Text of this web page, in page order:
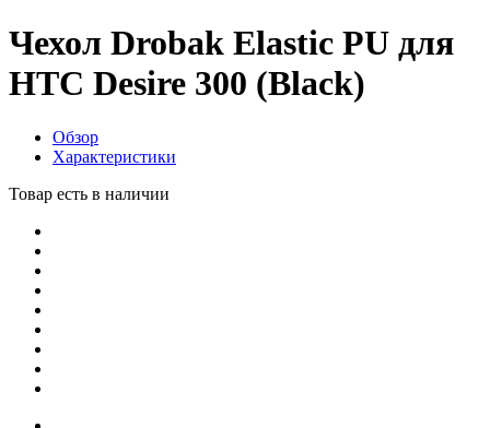
Чехол Drobak Elastic PU для
HTC Desire 300 (Black)
Обзор
Характеристики
Товар есть в наличии